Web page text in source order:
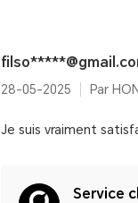
28-05-2025 Par
Je suis vraiment
Service